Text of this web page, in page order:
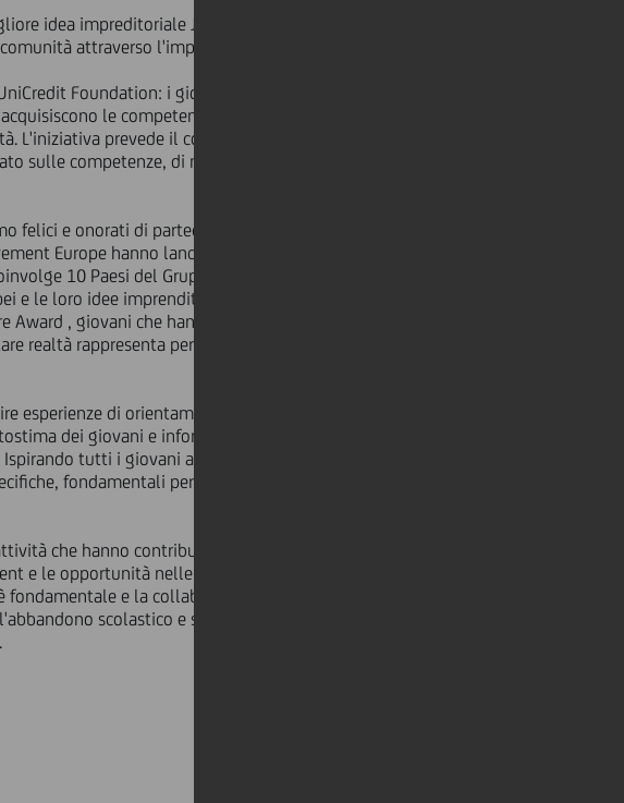
idea impreditoriale JA a sostegno della mobilità
attraverso l'impegno sociale.
Foundation: i giovani che vi prendono parte
le competenze, le conoscenze e le abilità
L'iniziativa prevede il coinvolgimento diretto e
sulle competenze, di mentoring, role modeling,
felici e onorati di partecipare al festival Gen-E in
Europe hanno lanciato insieme "Re-power Your
10 Paesi del Gruppo UniCredit in un
e le loro idee imprenditoriali innovative. UniCredit
, giovani che hanno saputo riunire le loro
realtà rappresenta per noi una grande iniezione di
esperienze di orientamento imprenditoriale e il
dei giovani e infondere in loro il desiderio di
tutti i giovani attraverso l'esempio
fondamentali per avere successo nel contesto
che hanno contribuito a ridurre la dispersione
e le opportunità nelle scuole dove il rischio di
e la collaborazione tra UniCredit
scolastico e spingere i giovani a